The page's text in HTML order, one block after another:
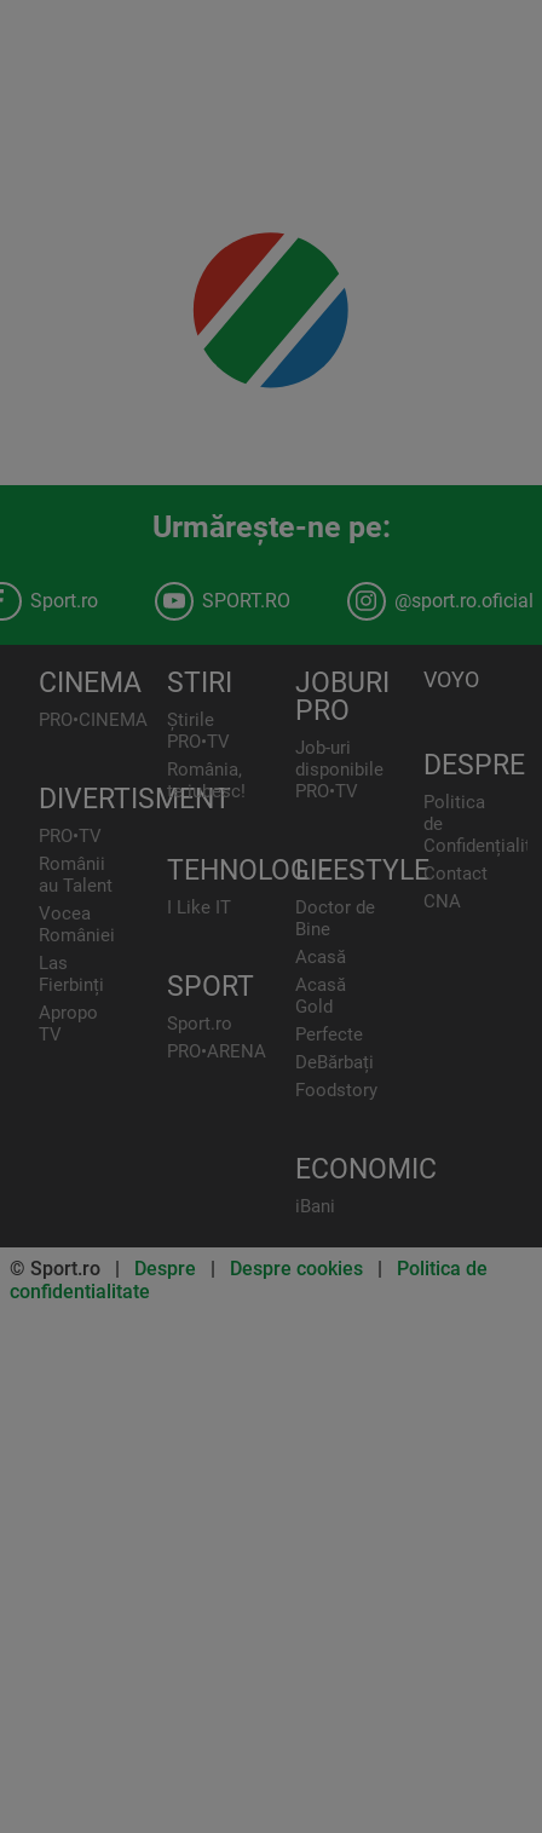
Urmăreşte-ne pe:
Sport.ro SPORT.RO @sport.ro.oficial
CINEMA
PRO•CINEMA
DIVERTISMENT
PRO•TV
Românii
au Talent
Vocea
României
Las
Fierbinți
Apropo
TV
STIRI
Știrile
PRO•TV
România,
te iubesc!
TEHNOLOGIE
I Like IT
SPORT
Sport.ro
PRO•ARENA
JOBURI
PRO
Job-uri
disponibile
PRO•TV
LIFESTYLE
Doctor de
Bine
Acasă
Acasă
Gold
Perfecte
DeBărbați
Foodstory
ECONOMIC
iBani
VOYO
DESPRE
Politica
de
Contact
CNA
© Sport.ro | Despre | Despre cookies | Politica de
confidentialitate